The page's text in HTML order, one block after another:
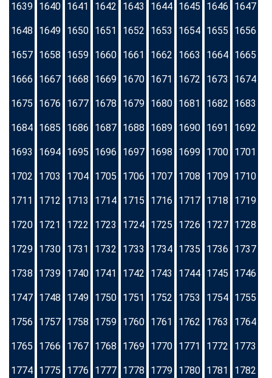
1639 1640 1641 1642 1643 1644 1645 1646 1647
1648 1649 1650 1651 1652 1653 1654 1655 1656
1657 1658 1659 1660 1661 1662 1663 1664 1665
1666 1667 1668 1669 1670 1671 1672 1673 1674
1675 1676 1677 1678 1679 1680 1681 1682 1683
1684 1685 1686 1687 1688 1689 1690 1691 1692
1693 1694 1695 1696 1697 1698 1699 1700 1701
1702 1703 1704 1705 1706 1707 1708 1709 1710
1711 1712 1713 1714 1715 1716 1717 1718 1719
1720 1721 1722 1723 1724 1725 1726 1727 1728
1729 1730 1731 1732 1733 1734 1735 1736 1737
1738 1739 1740 1741 1742 1743 1744 1745 1746
1747 1748 1749 1750 1751 1752 1753 1754 1755
1756 1757 1758 1759 1760 1761 1762 1763 1764
1765 1766 1767 1768 1769 1770 1771 1772 1773
1774 1775 1776 1777 1778 1779 1780 1781 1782